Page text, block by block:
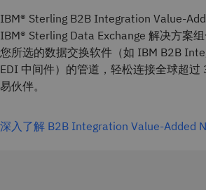
IBM® Sterling B2B Integration Value-
IBM® Sterling Data Exchange 解决方案
您所选的数据交换软件（如 IBM B2B
EDI 中间件）的管道，轻松连接全球超过
易伙伴。
深入了解 B2B Integration Value-Added